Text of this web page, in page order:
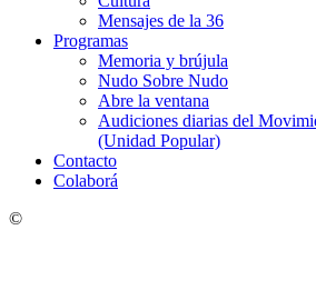
Mensajes de la 36
Programas
Memoria y brújula
Nudo Sobre Nudo
Abre la ventana
Audiciones diarias del
(Unidad Popular)
Contacto
Colaborá
©